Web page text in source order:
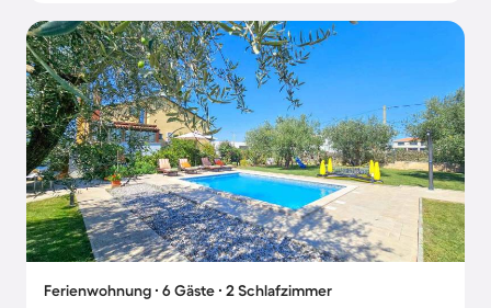
Ferienwohnung ∙ 6 Gäste ∙ 2 Schlafzimmer